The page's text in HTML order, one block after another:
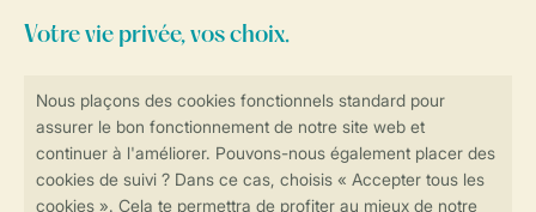
contactez notreContact Center.